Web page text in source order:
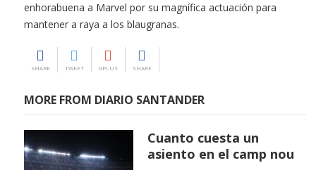
enhorabuena a Marvel por su magnífica actuación para
mantener a raya a los blaugranas.
SHARE TWEET GPLUS SHARE
MORE FROM DIARIO SANTANDER
Cuanto cuesta un
asiento en el camp nou